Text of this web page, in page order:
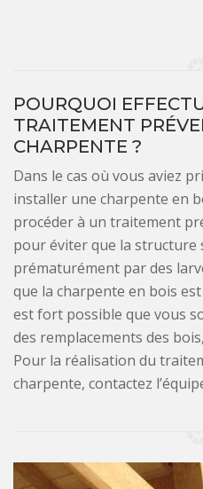
POURQUOI
TRAITEMENT
CHARPENTE ?
Dans le cas où vous aviez
installer une charpente en
procéder à un traitement
pour éviter que la structure
prématurément par des
que la charpente en bois
est fort possible que vous
des remplacements des
Pour la réalisation du
charpente, contactez